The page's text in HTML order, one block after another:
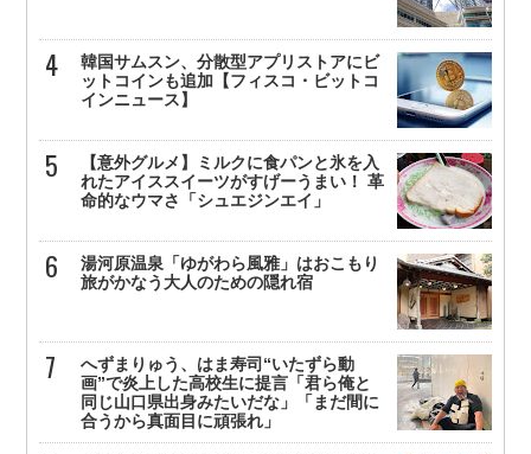
韓国サムスン、分散型アプリストアにビ
ットコインも追加【フィスコ・ビットコ
インニュース】
【意外グルメ】ミルクに食パンと氷を入
れたアイススイーツがすげーうまい！ 革
命的なウマさ「シュエジンエイ」
湯河原温泉「ゆがわら風雅」はおこもり
旅がかなう大人のための隠れ宿
へずまりゅう、はま寿司“いたずら動
画”で炎上した高校生に提言「君ら俺と
同じ山口県出身みたいだな」「まだ間に
合うから真面目に頑張れ」